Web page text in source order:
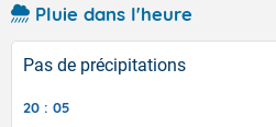
Pluie dans l'heure
Pas de précipitations
20 : 05